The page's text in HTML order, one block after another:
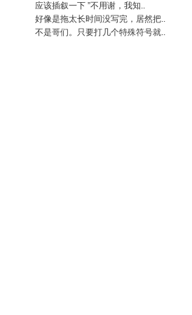
应该插叙一下 ”不用谢，我知..
好像是拖太长时间没写完，居然把..
不是哥们。只要打几个特殊符号就..